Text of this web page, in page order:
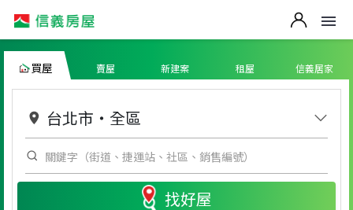
買屋 賣屋 新建案 租屋 信義居家
台北市 ・ 全區
找好屋